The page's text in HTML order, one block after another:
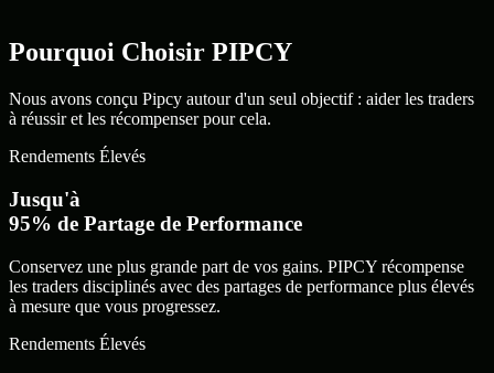
Pourquoi Choisir PIPCY
Nous avons conçu Pipcy autour d'un seul objectif : aider les traders
à réussir et les récompenser pour cela.
Rendements Élevés
Jusqu'à
95% de Partage de Performance
Conservez une plus grande part de vos gains. PIPCY récompense
les traders disciplinés avec des partages de performance plus élevés
à mesure que vous progressez.
Rendements Élevés